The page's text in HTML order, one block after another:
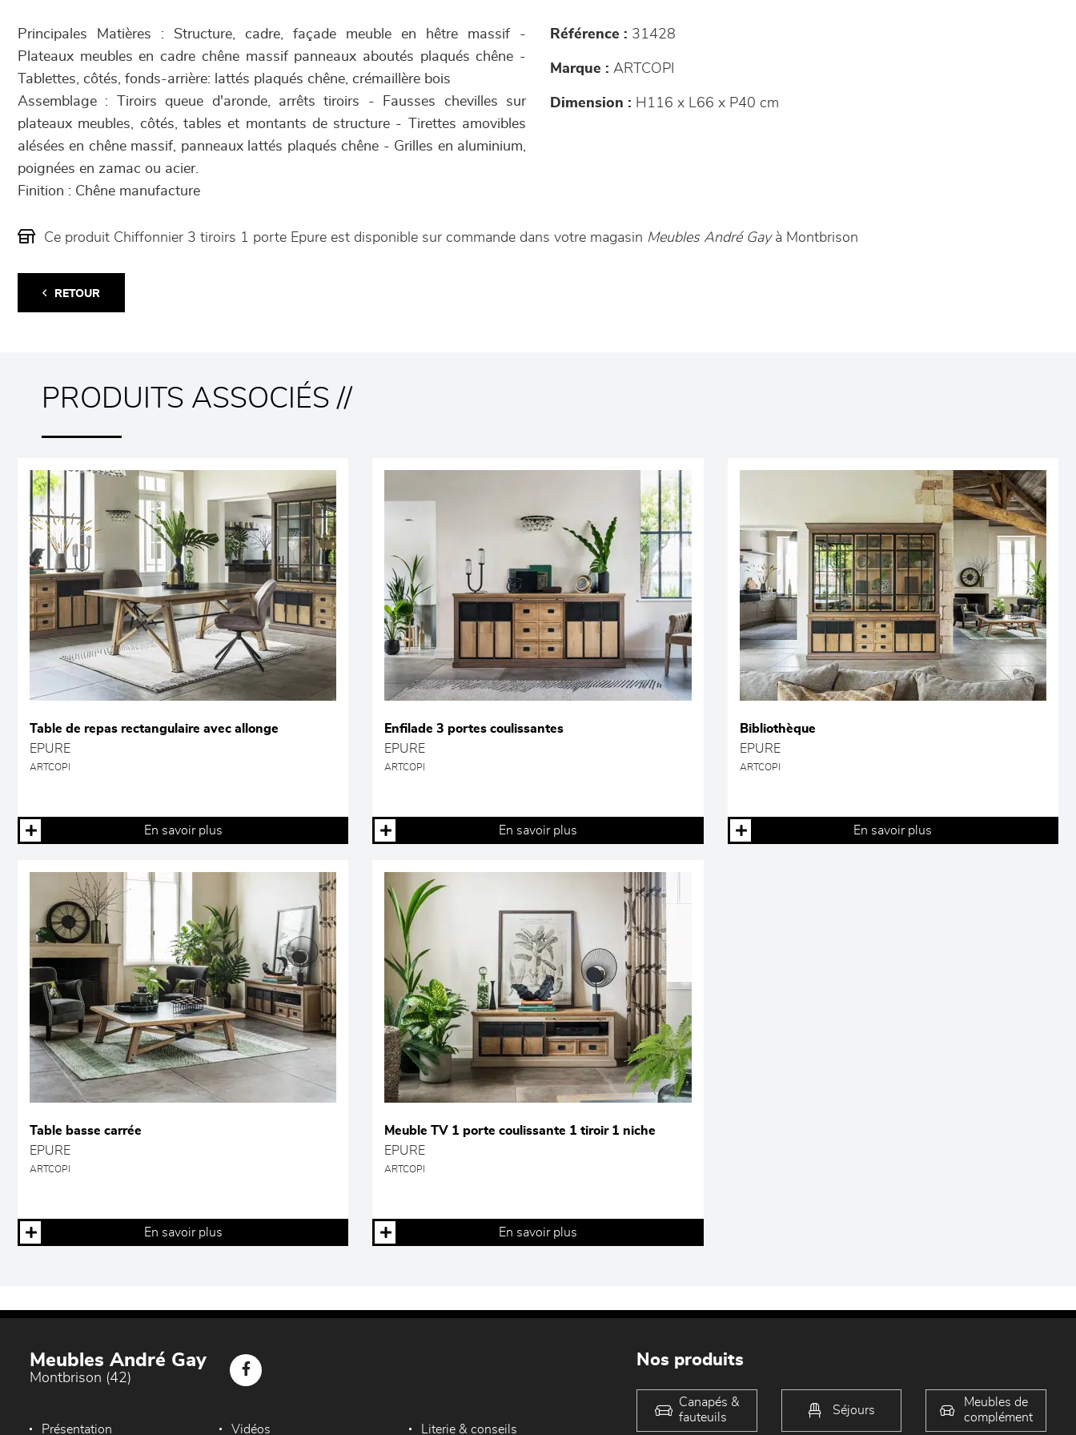
Principales Matières : Structure, cadre, façade meuble en hêtre massif -
Plateaux meubles en cadre chêne massif panneaux aboutés plaqués chêne -
Tablettes, côtés, fonds-arrière: lattés plaqués chêne, crémaillère bois
Assemblage : Tiroirs queue d'aronde, arrêts tiroirs - Fausses chevilles sur
plateaux meubles, côtés, tables et montants de structure - Tirettes amovibles
alésées en chêne massif, panneaux lattés plaqués chêne - Grilles en aluminium,
poignées en zamac ou acier.
Finition : Chêne manufacture
Référence : 31428
Marque : ARTCOPI
Dimension : H116 x L66 x P40 cm
Ce produit Chiffonnier 3 tiroirs 1 porte Epure est disponible sur commande dans votre magasin Meubles André Gayà Montbrison
RETOUR
PRODUITS ASSOCIÉS //
Table de repas rectangulaire avec allonge
EPURE
ARTCOPI
En savoir plus
Enfilade 3 portes coulissantes
EPURE
ARTCOPI
En savoir plus
Bibliothèque
EPURE
ARTCOPI
En savoir plus
Table basse carrée
EPURE
ARTCOPI
En savoir plus
Meuble TV 1 porte coulissante 1 tiroir 1 niche
EPURE
ARTCOPI
En savoir plus
Meubles André Gay
Montbrison (42)
Présentation Vidéos Literie & conseils
Nos produits
Canapés &
fauteuils
Séjours
Meubles de
complément